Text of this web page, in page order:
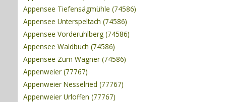
Appensee Tiefensägmühle (74586)
Appensee Unterspeltach (74586)
Appensee Vorderuhlberg (74586)
Appensee Waldbuch (74586)
Appensee Zum Wagner (74586)
Appenweier (77767)
Appenweier Nesselried (77767)
Appenweier Urloffen (77767)